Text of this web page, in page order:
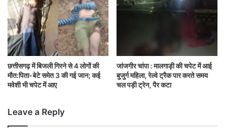
छत्तीसगढ़ में बिजली गिरने से 4 लोगों की
मौत:पिता-बेटे समेत 3 की गई जान; कई
मवेशी भी चपेट में आए
जांजगीर चांपा : मालगाड़ी की चपेट में आई
बुजुर्ग महिला, रेल्वे ट्रैक पार करते समय
चल पड़ी ट्रेन, पैर कटा
Leave a Reply